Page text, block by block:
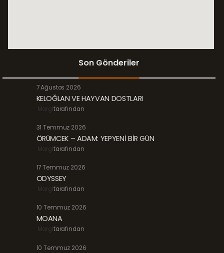
Son Gönderiler
7 Ağustos 2026
KELOĞLAN VE HAYVAN DOSTLARI
Margitarafından
31 Temmuz 2026
ÖRÜMCEK – ADAM: YEPYENİ BİR GÜN
Margitarafından
17 Temmuz 2026
ODYSSEY
Margitarafından
10 Temmuz 2026
MOANA
Margitarafından
10 Temmuz 2026